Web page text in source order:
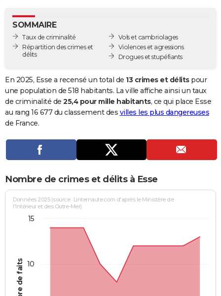
GUIDES D'ACHAT
BONS PLANS
Carte de Noël
Carte Bonne année
Carte Saint-Valentin
Carte Pâques
Carte d'anniversaire
DICTIONNAIRE
Dictionnaire
Biographies
Citations
Expressions
Proverbes
PROGRAMME TV
Se connecter
Entreprises
Service militaire
Avis de recherche
AVIS DE DÉCÈS
Bricolage
Lifestyle
Culture
Sport
Auto
Television
Voyage
Cinema
SOMMAIRE
Taux de criminalité
Répartition des crimes et
délits
Vols et cambriolages
Violences et agressions
Drogues et stupéfiants
En 2025, Esse a recensé un total de 13 crimes et délitspour
une population de 518 habitants. La ville affiche ainsi un taux
de criminalité de 25,4 pour mille habitants, ce qui place Esse
au rang 16 677 du classement des villes les plus dangereuses
de France.
Nombre de crimes et délits à Esse
Données 2025 (source : Linternaute.com d'après le Ministère de
l'Intérieur et des Outre-Mer)
10
15